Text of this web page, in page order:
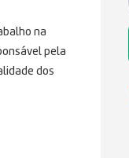
na
pela
dos